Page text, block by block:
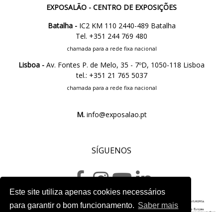
Este site utiliza apenas cookies necessários
para garantir o bom funcionamento. Saber mais
EXPOSALÃO - CENTRO DE EXPOSIÇÕES
Batalha -IC2 KM 110 2440-489 Batalha
Tel. +351 244 769 480
chamada para a rede fixa nacional
Lisboa - Av. Fontes P. de Melo, 35 - 7ºD, 1050-118 Lisboa
tel.: +351 21 765 5037
chamada para a rede fixa nacional
M.info@exposalao.pt
SÍGUENOS